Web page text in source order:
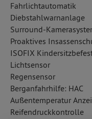
Fahrlichtautomatik
Diebstahlwarnanlage
Surround-
Proaktives
ISOFIX
Lichtsensor
Regensensor
Berganfahrhilfe: HAC
Außentemperatur
Reifendruckkontrolle